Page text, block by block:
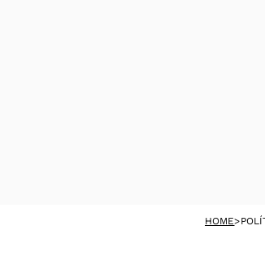
HOME>